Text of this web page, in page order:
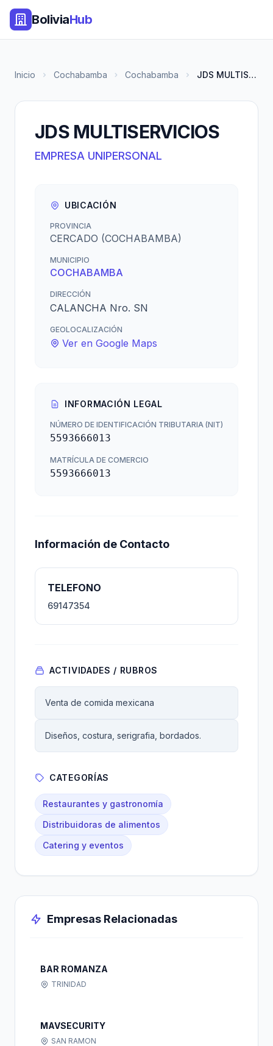
BoliviaHub
Inicio Cochabamba Cochabamba JDS MULTISERVICIOS
JDS MULTISERVICIOS
EMPRESA UNIPERSONAL
UBICACIÓN
PROVINCIA
CERCADO (COCHABAMBA)
MUNICIPIO
COCHABAMBA
DIRECCIÓN
CALANCHA Nro. SN
GEOLOCALIZACIÓN
Ver en Google Maps
INFORMACIÓN LEGAL
NÚMERO DE IDENTIFICACIÓN TRIBUTARIA (NIT)
5593666013
MATRÍCULA DE COMERCIO
5593666013
Información de Contacto
TELEFONO
69147354
ACTIVIDADES / RUBROS
Venta de comida mexicana
Diseños, costura, serigrafia, bordados.
CATEGORÍAS
Restaurantes y gastronomía
Distribuidoras de alimentos
Catering y eventos
Empresas Relacionadas
BAR ROMANZA
TRINIDAD
MAVSECURITY
SAN RAMON